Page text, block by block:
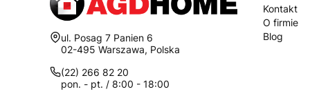
Adres:
ul. Posag 7 Panien 6
02-495 Warszawa, Polska
(22) 266 82 20
pon. - pt. / 8:00 - 18:00
Kontakt
O firmie
Blog